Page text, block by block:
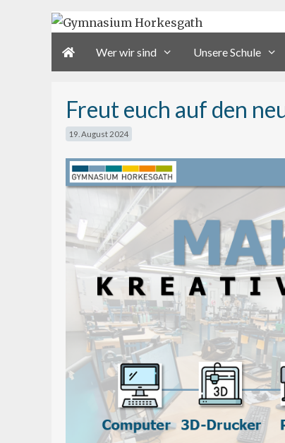
Wer wir sind Unsere Schule
Freut euch auf den
19. August 2024